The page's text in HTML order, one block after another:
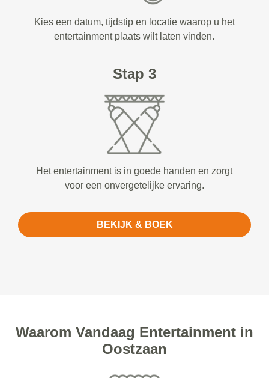
Kies een datum, tijdstip en locatie waarop u het
entertainment plaats wilt laten vinden.
Stap 3
Het entertainment is in goede handen en zorgt
voor een onvergetelijke ervaring.
BEKIJK & BOEK
Waarom Vandaag Entertainment in
Oostzaan